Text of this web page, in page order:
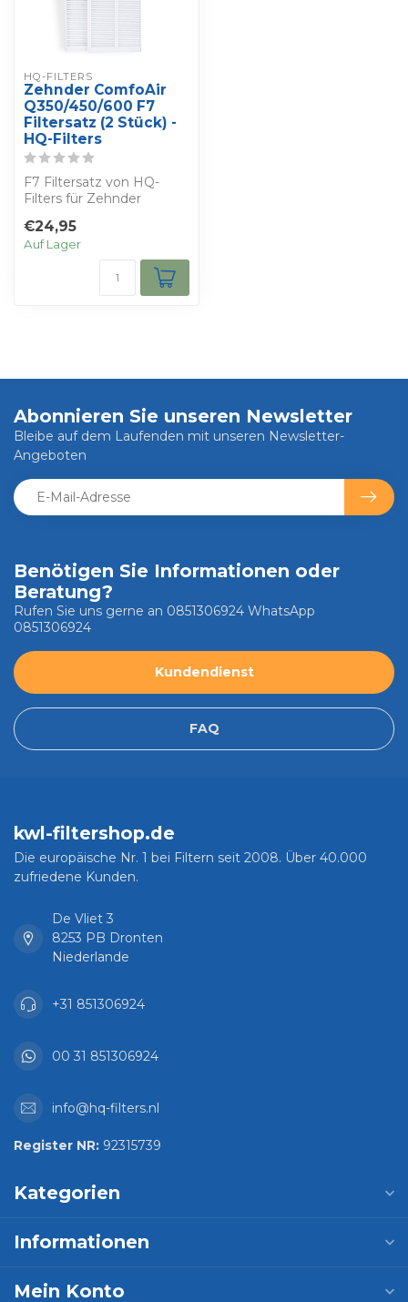
HQ-FILTERS
Zehnder ComfoAir
Q350/450/600 F7
Filtersatz (2 Stück) -
HQ-Filters
F7 Filtersatz von HQ-
Filters für Zehnder
Q600. Geeignet f...
€24,95
Auf Lager
Benötigen Sie Informationen oder
Beratung?
Rufen Sie uns gerne an 0851306924 WhatsApp
0851306924
Kundendienst
FAQ
Abonnieren Sie unseren Newsletter
Bleibe auf dem Laufenden mit unseren Newsletter-
Angeboten
kwl-filtershop.de
Die europäische Nr. 1 bei Filtern seit 2008. Über 40.000
zufriedene Kunden.
De Vliet 3
8253 PB Dronten
Niederlande
+31 851306924
00 31 851306924
info@hq-filters.nl
Register NR: 92315739
Kategorien
Informationen
Mein Konto